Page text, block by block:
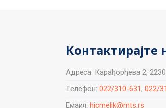
Контактирајте
Aдреса: Карађорђева 2,
Tелефон: 022/310-631, 022/
Емаил: hjcmelik@mts.rs